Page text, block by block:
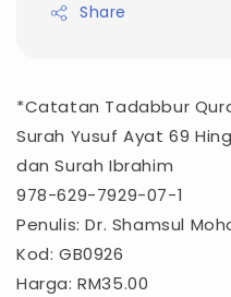
Share
*Catatan Tadabbur
Surah Yusuf Ayat 69
dan Surah Ibrahim
978-629-7929-07-1
Penulis: Dr. Shamsul
Kod: GB0926
Harga: RM35.00